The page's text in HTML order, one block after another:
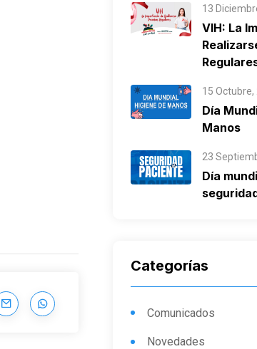
13
VIH: La
15 Octubre,
Día
Manos
23
Día
Categorías
Comunicados
Novedades